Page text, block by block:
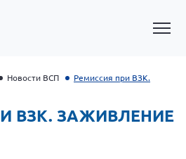
Новости ВСП
Ремиссия при ВЗК.
ВЗК. ЗАЖИВЛЕНИЕ